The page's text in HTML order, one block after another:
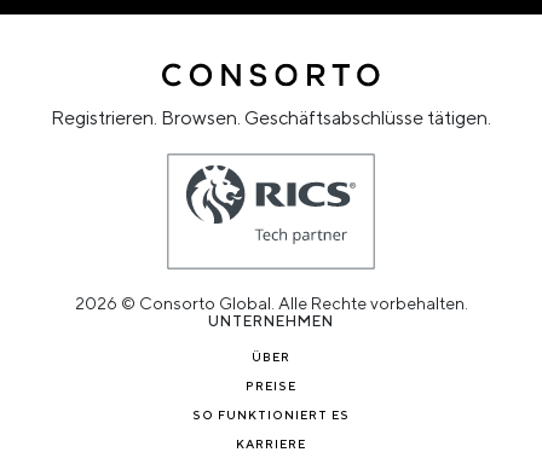
Registrieren. Browsen. Geschäftsabschlüsse tätigen.
2026 © Consorto Global. Alle Rechte vorbehalten.
UNTERNEHMEN
ÜBER
PREISE
SO FUNKTIONIERT ES
KARRIERE